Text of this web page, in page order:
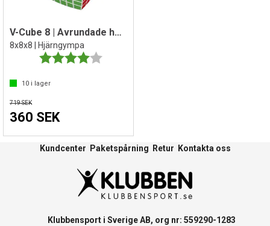
V-Cube 8 | Avrundade hörn
8x8x8 | Hjärngympa
Betyg:
4.0 utav 5 stjärnor
10 i lager
719 SEK
360 SEK
Kundcenter Paketspårning Retur Kontakta oss
Klubbensport i Sverige AB, org nr: 559290-1283